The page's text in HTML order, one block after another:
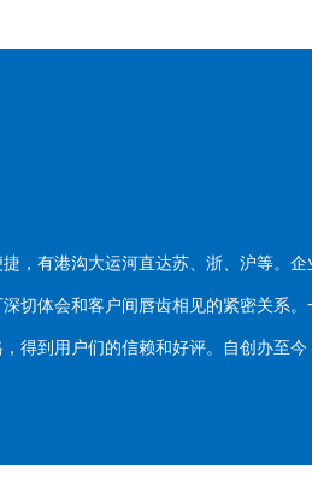
有港沟大运河直达苏、浙、沪等。
体会和客户间唇齿相见的紧密关系。
到用户们的信赖和好评。自创办至今